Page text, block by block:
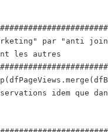
par "anti
les autres
idem que